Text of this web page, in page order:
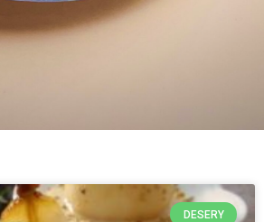
DESERY